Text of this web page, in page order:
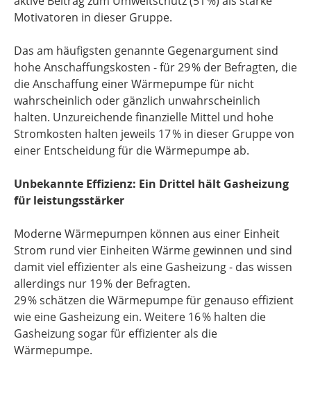
Motivatoren in dieser Gruppe.
Das am häufigsten genannte Gegenargument sind
hohe Anschaffungskosten - für 29 % der Befragten, die
die Anschaffung einer Wärmepumpe für nicht
wahrscheinlich oder gänzlich unwahrscheinlich
halten. Unzureichende finanzielle Mittel und hohe
Stromkosten halten jeweils 17 % in dieser Gruppe von
einer Entscheidung für die Wärmepumpe ab.
Unbekannte Effizienz: Ein Drittel hält Gasheizung
für leistungsstärker
Moderne Wärmepumpen können aus einer Einheit
Strom rund vier Einheiten Wärme gewinnen und sind
damit viel effizienter als eine Gasheizung - das wissen
allerdings nur 19 % der Befragten.
29 % schätzen die Wärmepumpe für genauso effizient
wie eine Gasheizung ein. Weitere 16 % halten die
Gasheizung sogar für effizienter als die
Wärmepumpe.